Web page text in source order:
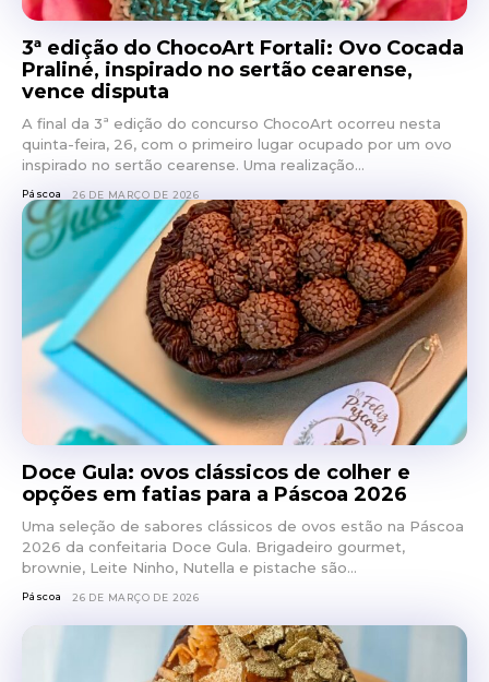
3ª edição do ChocoArt Fortali: Ovo Cocada
Praliné, inspirado no sertão cearense,
vence disputa
A final da 3ª edição do concurso ChocoArt ocorreu nesta
quinta-feira, 26, com o primeiro lugar ocupado por um ovo
inspirado no sertão cearense. Uma realização...
Páscoa 26 DE MARÇO DE 2026
Doce Gula: ovos clássicos de colher e
opções em fatias para a Páscoa 2026
Uma seleção de sabores clássicos de ovos estão na Páscoa
2026 da confeitaria Doce Gula. Brigadeiro gourmet,
brownie, Leite Ninho, Nutella e pistache são...
Páscoa 26 DE MARÇO DE 2026